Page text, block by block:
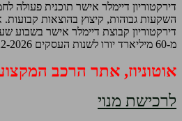
דירקטוריון דיימלר אישר תוכנית פעולה
דירקטוריון קבוצת דיימלר אישר בשבוע
מ-60 מיליארד יורו לשנות העסקים 2022-2026. בתקופה זו
אוטוניוז, אתר הרכב
לרכישת מנוי